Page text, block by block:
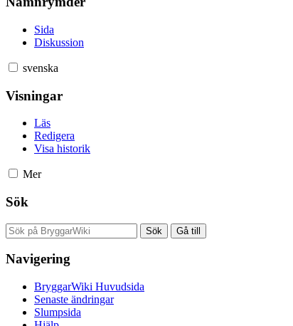
Sida
Diskussion
svenska
Visningar
Läs
Redigera
Visa historik
Mer
Sök
Navigering
BryggarWiki Huvudsida
Senaste ändringar
Slumpsida